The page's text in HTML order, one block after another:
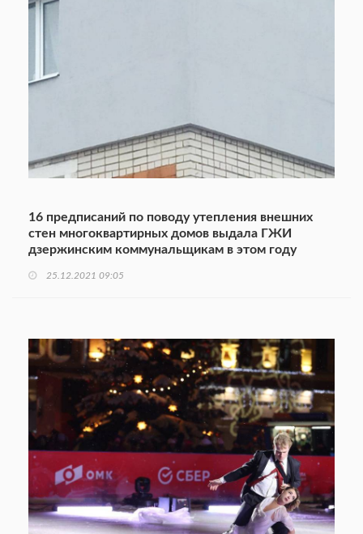
16 предписаний по поводу утепления внешних
стен многоквартирных домов выдала ГЖИ
дзержинским коммунальщикам в этом году
25.12.2021 09:05